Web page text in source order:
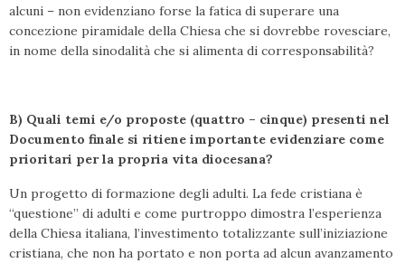
alcuni – non evidenziano forse la fatica di superare una
concezione piramidale della Chiesa che si dovrebbe rovesciare,
in nome della sinodalità che si alimenta di corresponsabilità?
B) Quali temi e/o proposte (quattro – cinque) presenti nel
Documento finale si ritiene importante evidenziare come
prioritari per la propria vita diocesana?
Un progetto di formazione degli adulti. La fede cristiana è
“questione” di adulti e come purtroppo dimostra l’esperienza
della Chiesa italiana, l’investimento totalizzante sull’iniziazione
cristiana, che non ha portato e non porta ad alcun avanzamento